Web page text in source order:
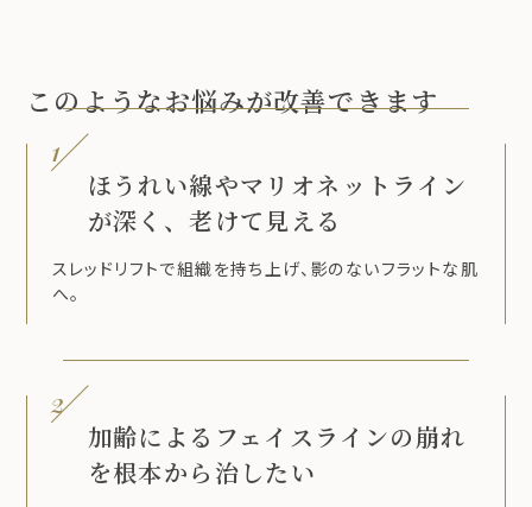
このようなお悩みが改善できます
1
ほうれい線やマリオネットライン
が深く、老けて見える
スレッドリフトで組織を持ち上げ、影のないフラットな肌
へ。
2
加齢によるフェイスラインの崩れ
を根本から治したい